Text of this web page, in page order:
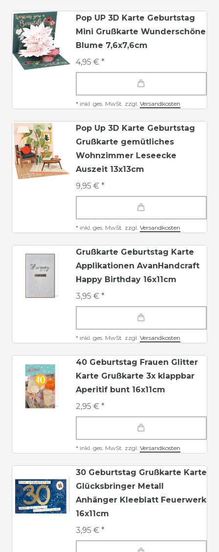
Pop UP 3D Karte Geburtstag
Mini Grußkarte Wunderschöne
Blume 7,6x7,6cm
4,95 € *
* inkl. ges. MwSt. zzgl. Versandkosten
Pop Up 3D Karte Geburtstag
Grußkarte gemütliches
Wohnzimmer Leseecke
Auszeit 13x13cm
9,95 € *
* inkl. ges. MwSt. zzgl. Versandkosten
Grußkarte Geburtstag Karte
Applikationen AvanHandcraft
Happy Birthday 16x11cm
3,95 € *
* inkl. ges. MwSt. zzgl. Versandkosten
40 Geburtstag Frauen Glitter
Karte Grußkarte 3x klappbar
Aperitif bunt 16x11cm
2,95 € *
* inkl. ges. MwSt. zzgl. Versandkosten
30 Geburtstag Grußkarte Karte
Glücksbringer Metall
Anhänger Kleeblatt Feuerwerk
16x11cm
3,95 € *